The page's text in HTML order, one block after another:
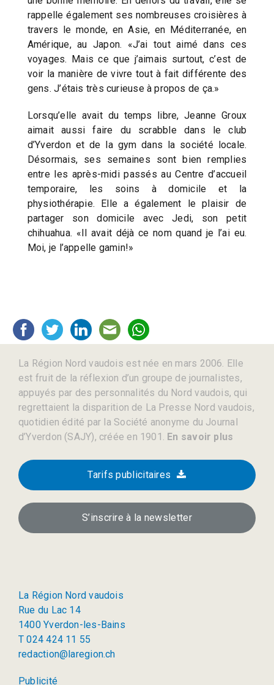
rappelle également ses nombreuses croisières à
travers le monde, en Asie, en Méditerranée, en
Amérique, au Japon. «J’ai tout aimé dans ces
voyages. Mais ce que j’aimais surtout, c’est de
voir la manière de vivre tout à fait différente des
gens. J’étais très curieuse à propos de ça.»
Lorsqu’elle avait du temps libre, Jeanne Groux
aimait aussi faire du scrabble dans le club
d’Yverdon et de la gym dans la société locale.
Désormais, ses semaines sont bien remplies
entre les après-midi passés au Centre d’accueil
temporaire, les soins à domicile et la
physiothérapie. Elle a également le plaisir de
partager son domicile avec Jedi, son petit
chihuahua. «Il avait déjà ce nom quand je l’ai eu.
Moi, je l’appelle gamin!»
La Région Nord vaudois est née en mars 2006. Elle
est fruit de la réflexion d’un groupe de journalistes,
appuyés par des personnalités du Nord vaudois, qui
regrettaient la disparition de La Presse Nord vaudois,
quotidien édité par la Société anonyme du Journal
d’Yverdon (SAJY), créée en 1901. En savoir plus
Tarifs publicitaires
S’inscrire à la newsletter
La Région Nord vaudois
Rue du Lac 14
1400 Yverdon-les-Bains
T 024 424 11 55
redaction@laregion.ch
Publicité